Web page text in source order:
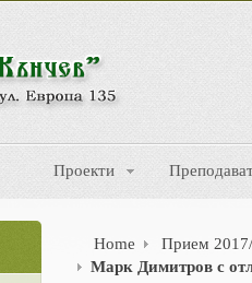
Проекти
Home
Прием
Марк Димитров с